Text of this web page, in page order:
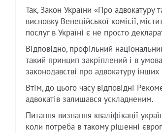
Так, Закон України «Про адвокатуру
висновку Венеційської комісії,
послуг в Україні є не просто
Відповідно, профільний
такий принцип закріплений і в
законодавстві про адвокатуру
Втім, до цього часу відповідні
адвокатів залишався ускладненим.
Питання визнання кваліфікації
коли потреба в такому рішенні